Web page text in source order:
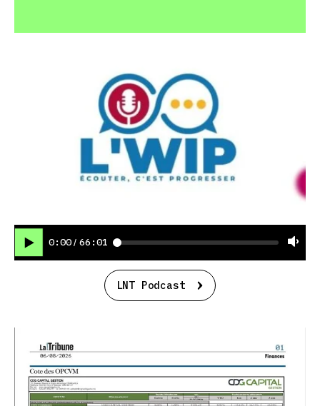
0:00 / 66:01
LNT Podcast